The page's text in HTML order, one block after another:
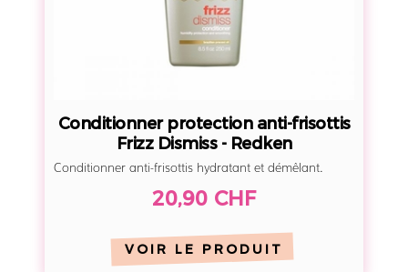
n
e
r
o
t
e
c
i
Conditionner protection anti-frisottis
Frizz Dismiss - Redken
Conditionner anti-frisottis hydratant et démêlant.
20,90 CHF
VOIR LE PRODUIT